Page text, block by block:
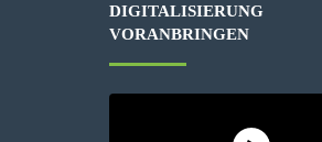
DIGITALISIERUNG
VORANBRINGEN